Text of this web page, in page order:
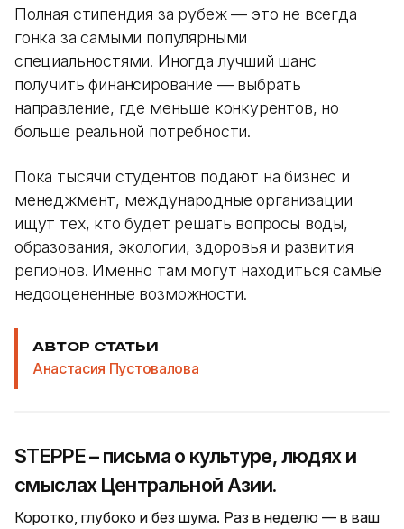
Полная стипендия за рубеж — это не всегда
гонка за самыми популярными
специальностями. Иногда лучший шанс
получить финансирование — выбрать
направление, где меньше конкурентов, но
больше реальной потребности.
Пока тысячи студентов подают на бизнес и
менеджмент, международные организации
ищут тех, кто будет решать вопросы воды,
образования, экологии, здоровья и развития
регионов. Именно там могут находиться самые
недооцененные возможности.
АВТОР СТАТЬИ
Анастасия Пустовалова
STEPPE – письма о культуре, людях и
смыслах Центральной Азии.
Коротко, глубоко и без шума. Раз в неделю — в ваш